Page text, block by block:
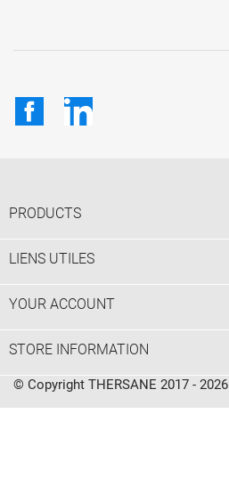
FacebookLinkedIn
PRODUCTS
LIENS UTILES
YOUR ACCOUNT
STORE INFORMATION
© Copyright THERSANE 2017 - 2026